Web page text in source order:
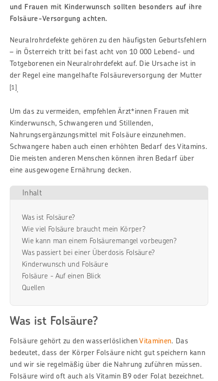
und Frauen mit Kinderwunsch sollten besonders auf ihre
Folsäure-Versorgung achten.
Neuralrohrdefekte gehören zu den häufigsten Geburtsfehlern
– in Österreich tritt bei fast acht von 10 000 Lebend- und
Totgeborenen ein Neuralrohrdefekt auf. Die Ursache ist in
der Regel eine mangelhafte Folsäureversorgung der Mutter
[1].
Um das zu vermeiden, empfehlen Ärzt*innen Frauen mit
Kinderwunsch, Schwangeren und Stillenden,
Nahrungsergänzungsmittel mit Folsäure einzunehmen.
Schwangere haben auch einen erhöhten Bedarf des Vitamins.
Die meisten anderen Menschen können ihren Bedarf über
eine ausgewogene Ernährung decken.
Inhalt
Was ist Folsäure?
Wie viel Folsäure braucht mein Körper?
Wie kann man einem Folsäuremangel vorbeugen?
Was passiert bei einer Überdosis Folsäure?
Kinderwunsch und Folsäure
Folsäure - Auf einen Blick
Quellen
Was ist Folsäure?
Folsäure gehört zu den wasserlöslichenVitaminen. Das
bedeutet, dass der Körper Folsäure nicht gut speichern kann
und wir sie regelmäßig über die Nahrung zuführen müssen.
Folsäure wird oft auch als Vitamin B9 oder Folat bezeichnet.